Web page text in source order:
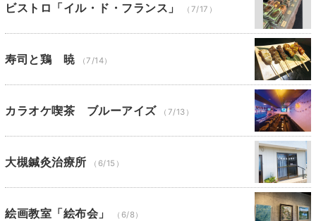
ビストロ「イル・ド・フランス」 （7/17）
寿司と鶏 暁 （7/14）
カラオケ喫茶 ブルーアイズ （7/13）
大槻鍼灸治療所 （6/15）
絵画教室「絵布会」 （6/8）